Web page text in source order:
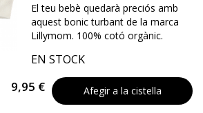
El teu bebè quedarà preciós amb
aquest bonic turbant de la marca
Lillymom. 100% cotó orgànic.
EN STOCK
9,95 € Afegir a la cistella